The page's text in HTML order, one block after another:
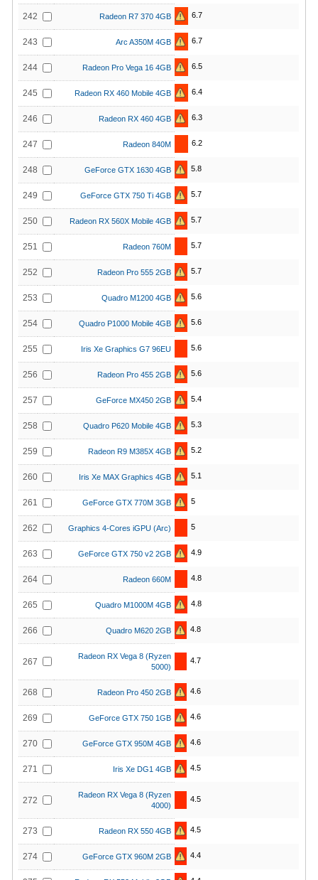
242 Radeon R7 370 4GB 6.7
243 Arc A350M 4GB 6.7
244 Radeon Pro Vega 16 4GB 6.5
245 Radeon RX 460 Mobile 4GB 6.4
246 Radeon RX 460 4GB 6.3
247 Radeon 840M 6.2
248 GeForce GTX 1630 4GB 5.8
249 GeForce GTX 750 Ti 4GB 5.7
250 Radeon RX 560X Mobile 4GB 5.7
251 Radeon 760M 5.7
252 Radeon Pro 555 2GB 5.7
253 Quadro M1200 4GB 5.6
254 Quadro P1000 Mobile 4GB 5.6
255 Iris Xe Graphics G7 96EU 5.6
256 Radeon Pro 455 2GB 5.6
257 GeForce MX450 2GB 5.4
258 Quadro P620 Mobile 4GB 5.3
259 Radeon R9 M385X 4GB 5.2
260 Iris Xe MAX Graphics 4GB 5.1
261 GeForce GTX 770M 3GB 5
262 Graphics 4-Cores iGPU (Arc) 5
263 GeForce GTX 750 v2 2GB 4.9
264 Radeon 660M 4.8
265 Quadro M1000M 4GB 4.8
266 Quadro M620 2GB 4.8
267
Radeon RX Vega 8 (Ryzen
5000)
4.7
268 Radeon Pro 450 2GB 4.6
269 GeForce GTX 750 1GB 4.6
270 GeForce GTX 950M 4GB 4.6
271 Iris Xe DG1 4GB 4.5
272
Radeon RX Vega 8 (Ryzen
4000)
4.5
273 Radeon RX 550 4GB 4.5
274 GeForce GTX 960M 2GB 4.4